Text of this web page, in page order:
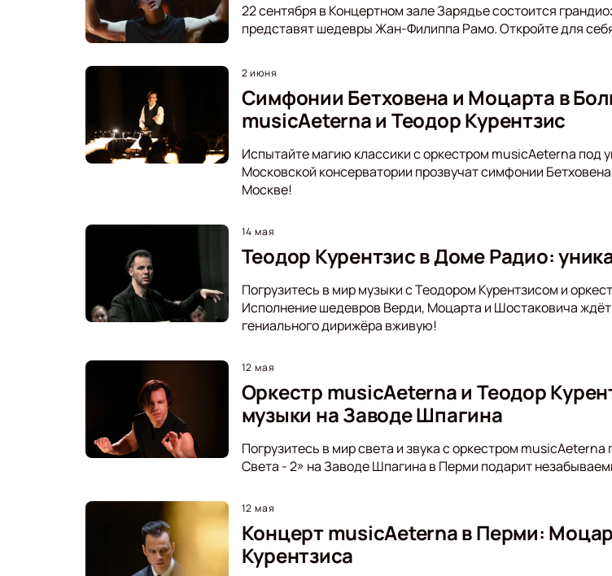
22 сентября в Концертном зале Зарядье состоится
представят шедевры Жан-Филиппа Рамо. Откройте для
2 июня
Симфонии Бетховена и Моцарта в
musicAeterna и Теодор Курентзис
Испытайте магию классики с оркестром musicAeterna под
Московской консерватории прозвучат симфонии
Москве!
14 мая
Теодор Курентзис в Доме Радио:
Погрузитесь в мир музыки с Теодором Курентзисом и
Исполнение шедевров Верди, Моцарта и Шостаковича
гениального дирижёра вживую!
12 мая
Оркестр musicAeterna и Теодор
музыки на Заводе Шпагина
Погрузитесь в мир света и звука с оркестром
Света - 2» на Заводе Шпагина в Перми подарит
12 мая
Концерт musicAeterna в Перми:
Курентзиса